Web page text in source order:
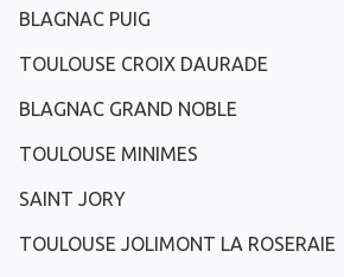
BLAGNAC PUIG
TOULOUSE CROIX DAURADE
BLAGNAC GRAND NOBLE
TOULOUSE MINIMES
SAINT JORY
TOULOUSE JOLIMONT LA ROSERAIE